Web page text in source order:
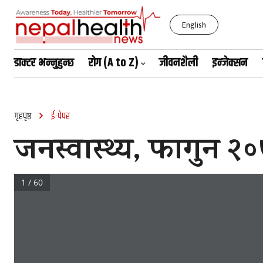
English
आइतबार, साउन २४, २०८३
डाक्टर भन्नुहुन्छ रोग (A to Z) जीवनशैली इन्जेक्सन
गृहपृष्ठ ई-पेपर
जनस्वास्थ्य, फागुन
1 / 60